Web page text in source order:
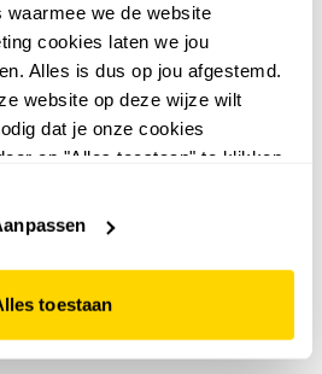
we de website
cookies laten we jou
Alles is dus op jou afgestemd.
website op deze wijze wilt
dat je onze cookies
op "Alles toestaan" te klikken.
toestaan